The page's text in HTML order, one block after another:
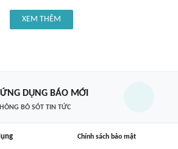
XEM THÊM
DỤNG BÁO MỚI
BỎ SÓT TIN TỨC
Chính sách bảo mật